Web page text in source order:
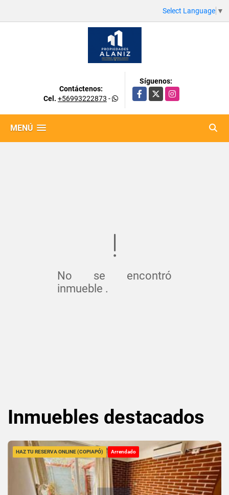
Select Language ▼
Contáctenos:
Cel. +56993222873 -
Síguenos:
Facebook
X Instagram
MENÚ
No se encontró
inmueble .
Inmuebles destacados
HAZ TU RESERVA ONLINE (COPIAPÓ) Arrendado